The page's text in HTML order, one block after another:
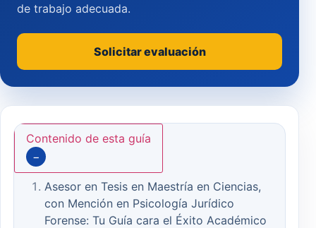
Contenido de esta guía
−
Asesor en Tesis en Maestría en Ciencias,
con Mención en Psicología Jurídico
Forense: Tu Guía cara el Éxito Académico
de trabajo adecuada.
Solicitar evaluación